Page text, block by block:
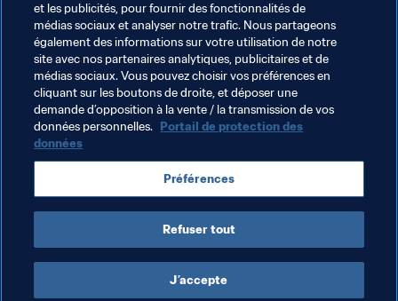
Oui ! En tout cas je l’espère. J’aimerais suivre la Coupe
du Monde et en profiter. Je crois qu’elle n’aura pas de
mal à y arriver, même si les qualifications sont très
difficiles. Je l’ai vue jouer ces deux derniers matches et je
suis très confiant.
Thèmes en lien
Argentina CONMEBOL
et les publicités, pour fournir des fonctionnalités de
médias sociaux et analyser notre trafic. Nous partageons
également des informations sur votre utilisation de notre
site avec nos partenaires analytiques, publicitaires et de
médias sociaux. Vous pouvez choisir vos préférences en
cliquant sur les boutons de droite, et déposer une
demande d’opposition à la vente / la transmission de vos
données personnelles. Portail de protection des
données
Préférences
Refuser tout
J’accepte